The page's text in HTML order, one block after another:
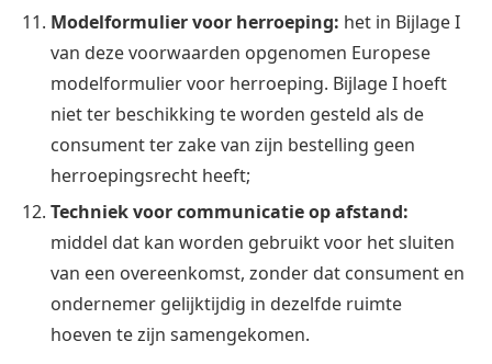
Modelformulier voor herroeping: het in Bijlage I
van deze voorwaarden opgenomen Europese
modelformulier voor herroeping. Bijlage I hoeft
niet ter beschikking te worden gesteld als de
consument ter zake van zijn bestelling geen
herroepingsrecht heeft;
Techniek voor communicatie op afstand:
middel dat kan worden gebruikt voor het sluiten
van een overeenkomst, zonder dat consument en
ondernemer gelijktijdig in dezelfde ruimte
hoeven te zijn samengekomen.